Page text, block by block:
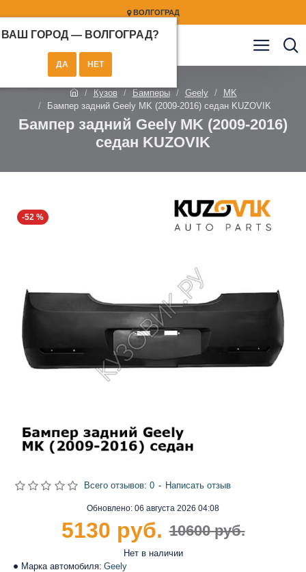
ВОЛГОГРАД
ВАШ ГОРОД — ВОЛГОГРАД?
Кузов Бамперы Geely
MK
Бампер задний Geely MK (2009-2016) седан KUZOVIK
Бампер задний Geely MK (2009-2016)
седан KUZOVIK
-52 %
Марка автомобиля: Geely
Обновлено: 06 августа 2026 04:08
Нет в наличии
Всего отзывов: 0 - Написать отзыв
10600 руб.
5130 руб.